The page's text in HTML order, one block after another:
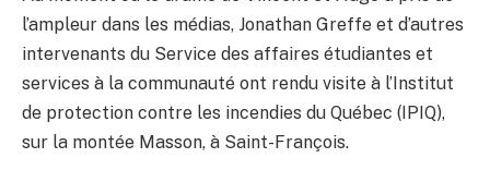
l’ampleur dans les médias, Jonathan Greffe et d’autres
intervenants du Service des affaires étudiantes et
services à la communauté ont rendu visite à l’Institut
de protection contre les incendies du Québec (IPIQ),
sur la montée Masson, à Saint-François.